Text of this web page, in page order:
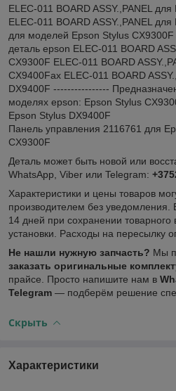
ELEC-011 BOARD ASSY.,PANEL
ELEC-011 BOARD ASSY.,PANEL
для моделей Epson Stylus
деталь epson ELEC-011 BOARD
CX9300F ELEC-011 BOARD
CX9400Fax ELEC-011 BOARD
DX9400F ----------------
моделях epson: Epson Stylus
Epson Stylus DX9400F
Панель управления 2116761 для
CX9300F
Деталь может быть новой или
WhatsApp, Viber или Telegram:
Характеристики и цены товаров
производителем без уведомления.
14 дней при сохранении товарного
установки. Расходы на пересылку
Не нашли нужную запчасть? Мы
заказать оригинальные
прайсе. Просто напишите нам в
Telegram — подберём решение
Скрыть
Характеристики